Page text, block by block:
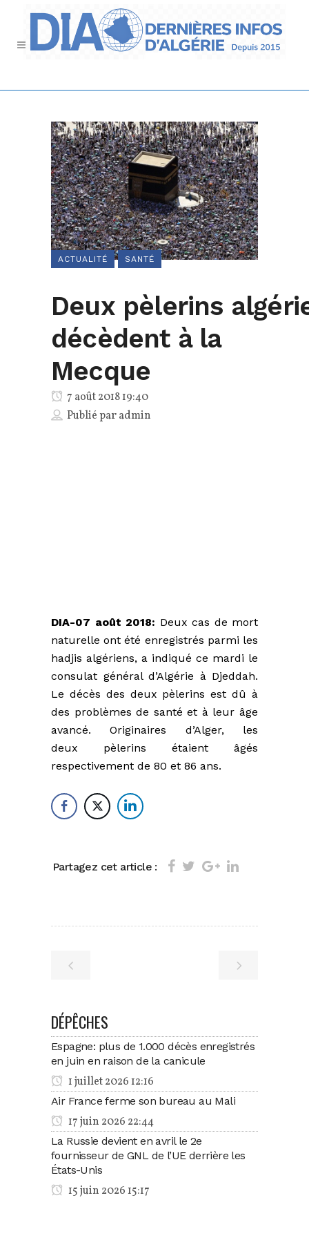
ACTUALITÉ SANTÉ
Deux pèlerins
décèdent à la
Mecque
7 août 2018 19:40
Publié paradmin
DIA-07 août 2018: Deux cas de mort
naturelle ont été enregistrés parmi les
hadjis algériens, a indiqué ce mardi le
consulat général d’Algérie à Djeddah.
Le décès des deux pèlerins est dû à
des problèmes de santé et à leur âge
avancé. Originaires d’Alger, les
deux pèlerins étaient âgés
respectivement de 80 et 86 ans.
Partagez cet article :
DÉPÊCHES
Espagne: plus de 1.000 décès enregistrés
en juin en raison de la canicule
1 juillet 2026 12:16
Air France ferme son bureau au Mali
17 juin 2026 22:44
La Russie devient en avril le 2e
fournisseur de GNL de l’UE derrière les
États-Unis
15 juin 2026 15:17